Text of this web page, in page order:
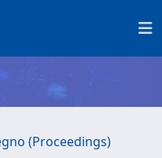
(Proceedings)